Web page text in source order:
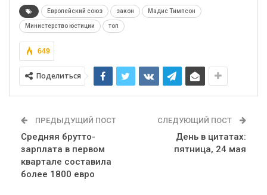
Европейский союз закон Мадис Тимпсон
Министерство юстиции топ
649
Поделиться
ПРЕДЫДУЩИЙ ПОСТ
Средняя брутто-
зарплата в первом
квартале составила
более 1800 евро
СЛЕДУЮЩИЙ ПОСТ
День в цитатах:
пятница, 24 мая